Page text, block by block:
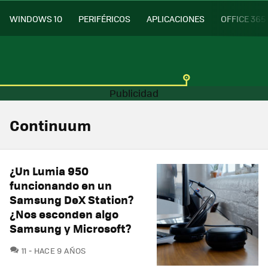
WINDOWS 10 PERIFÉRICOS APLICACIONES OFFICE 365
Continuum
¿Un Lumia 950
funcionando en un
Samsung DeX Station?
¿Nos esconden algo
Samsung y Microsoft?
11 COMENTARIOS
HACE 9 AÑOS